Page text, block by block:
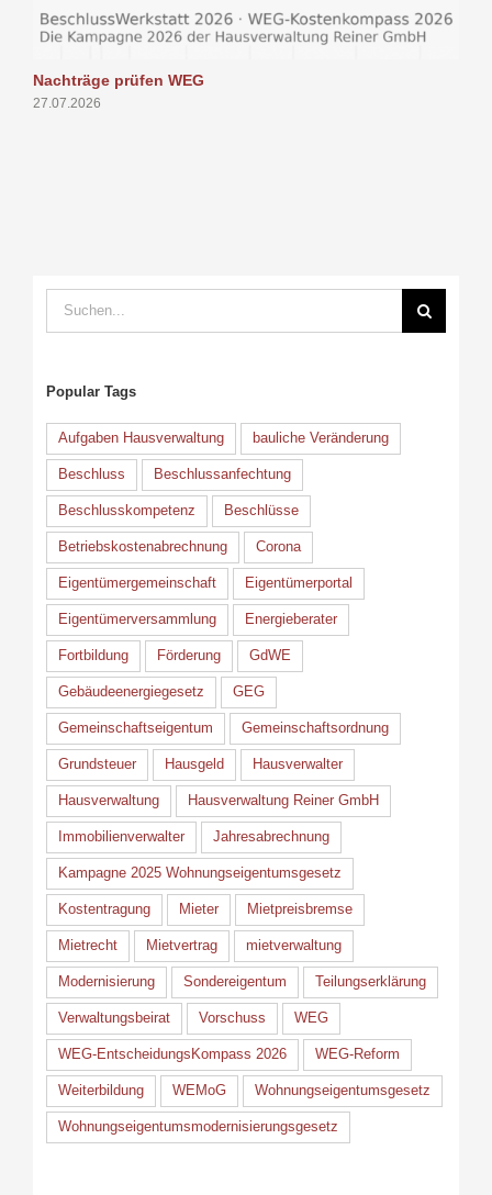
Nachträge prüfen WEG
27.07.2026
Suche
nach:
Popular Tags
Aufgaben Hausverwaltung bauliche Veränderung
Beschluss Beschlussanfechtung
Beschlusskompetenz Beschlüsse
Betriebskostenabrechnung Corona
Eigentümergemeinschaft Eigentümerportal
Eigentümerversammlung Energieberater
Fortbildung Förderung GdWE
Gebäudeenergiegesetz GEG
Gemeinschaftseigentum Gemeinschaftsordnung
Grundsteuer Hausgeld Hausverwalter
Hausverwaltung Hausverwaltung Reiner GmbH
Immobilienverwalter Jahresabrechnung
Kampagne 2025 Wohnungseigentumsgesetz
Kostentragung Mieter Mietpreisbremse
Mietrecht Mietvertrag mietverwaltung
Modernisierung Sondereigentum Teilungserklärung
Verwaltungsbeirat Vorschuss WEG
WEG-EntscheidungsKompass 2026 WEG-Reform
Weiterbildung WEMoG Wohnungseigentumsgesetz
Wohnungseigentumsmodernisierungsgesetz